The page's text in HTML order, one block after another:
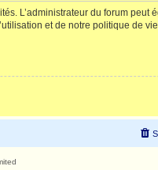
L’administrateur du forum peut
et de notre politique de